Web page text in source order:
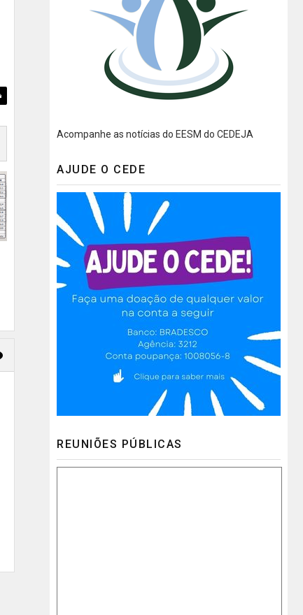
Acompanhe as notícias do EESM do CEDEJA
AJUDE O CEDE
REUNIÕES PÚBLICAS